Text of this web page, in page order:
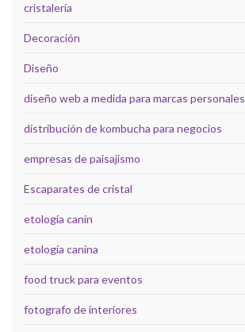
cristalería
Decoración
Diseño
diseño web a medida para marcas personales
distribución de kombucha para negocios
empresas de paisajismo
Escaparates de cristal
etología canin
etología canina
food truck para eventos
fotografo de interiores